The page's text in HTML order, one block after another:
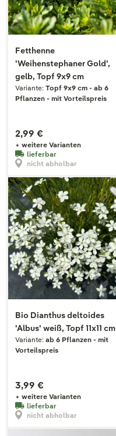
Fetthenne
'Weihenstephaner Gold',
gelb, Topf 9x9 cm
Variante: Topf 9x9 cm - ab 6
Pflanzen - mit Vorteilspreis
2,99 €
+ weitere Varianten
lieferbar
nicht abholbar
Bio Dianthus deltoides
'Albus' weiß, Topf 11x11 cm
Variante: ab 6 Pflanzen - mit
Vorteilspreis
3,99 €
+ weitere Varianten
lieferbar
nicht abholbar